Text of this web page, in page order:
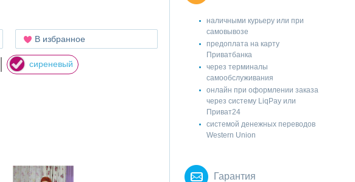
В избранное
сиреневый
наличными курьеру или при
самовывозе
предоплата на карту
Приватбанка
через терминалы
самообслуживания
онлайн при оформлении заказа
через систему LiqPay или
Приват24
системой денежных переводов
Western Union
Гарантия